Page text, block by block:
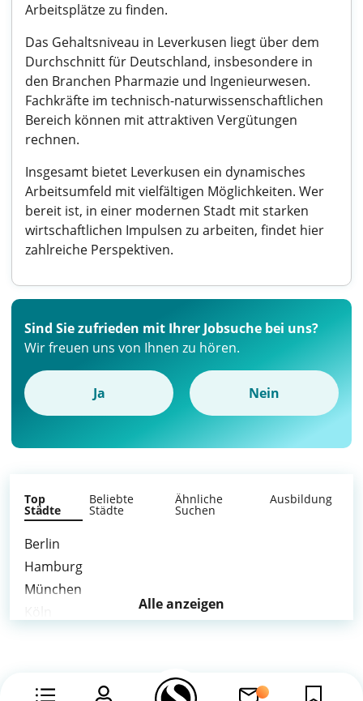
Arbeitsplätze zu finden.
Das Gehaltsniveau in Leverkusen liegt über dem
Durchschnitt für Deutschland, insbesondere in
den Branchen Pharmazie und Ingenieurwesen.
Fachkräfte im technisch-naturwissenschaftlichen
Bereich können mit attraktiven Vergütungen
rechnen.
Insgesamt bietet Leverkusen ein dynamisches
Arbeitsumfeld mit vielfältigen Möglichkeiten. Wer
bereit ist, in einer modernen Stadt mit starken
wirtschaftlichen Impulsen zu arbeiten, findet hier
zahlreiche Perspektiven.
Sind Sie zufrieden mit Ihrer Jobsuche bei uns?
Wir freuen uns von Ihnen zu hören.
Ja Nein
Top
Städte
Beliebte
Städte
Ähnliche
Suchen
Ausbildung
Berlin
Hamburg
München
Alle anzeigen